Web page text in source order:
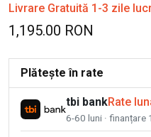
Livrare Gratuită 1-3 zile
1,195.00 RON
Plătește în rate
tbi bankRate
6-60 luni · finanțare